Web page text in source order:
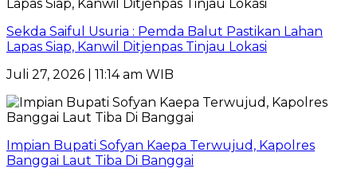
Sekda Saiful Usuria : Pemda Balut Pastikan Lahan
Lapas Siap, Kanwil Ditjenpas Tinjau Lokasi
Juli 27, 2026 | 11:14 am WIB
Impian Bupati Sofyan Kaepa Terwujud, Kapolres
Banggai Laut Tiba Di Banggai